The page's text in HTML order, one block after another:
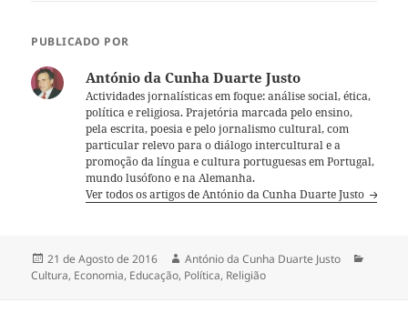
PUBLICADO POR
António da Cunha Duarte Justo
Actividades jornalísticas em foque: análise social, ética,
política e religiosa. Prajetória marcada pelo ensino,
pela escrita, poesia e pelo jornalismo cultural, com
particular relevo para o diálogo intercultural e a
promoção da língua e cultura portuguesas em Portugal,
mundo lusófono e na Alemanha.
Ver todos os artigos de António da Cunha Duarte Justo
Publicado
a
21 de Agosto de 2016 Autor
António da Cunha Duarte Justo
Cultura, Economia, Educação, Política, Religião